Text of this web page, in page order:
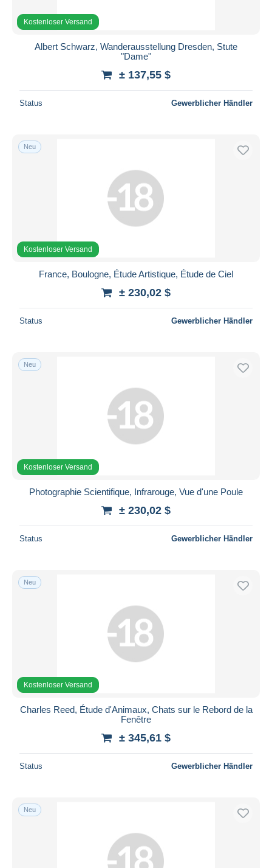
Kostenloser Versand
Albert Schwarz, Wanderausstellung Dresden, Stute
"Dame"
± 137,55 $
Status Gewerblicher Händler
Neu
Kostenloser Versand
France, Boulogne, Étude Artistique, Étude de Ciel
± 230,02 $
Status Gewerblicher Händler
Neu
Kostenloser Versand
Photographie Scientifique, Infrarouge, Vue d'une Poule
± 230,02 $
Status Gewerblicher Händler
Neu
Kostenloser Versand
Charles Reed, Étude d'Animaux, Chats sur le Rebord de la
Fenêtre
± 345,61 $
Status Gewerblicher Händler
Neu